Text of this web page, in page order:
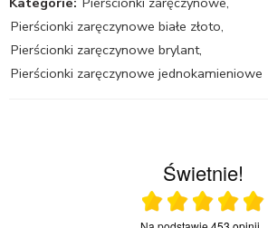
Pierścionki zaręczynowe białe złoto,
Pierścionki zaręczynowe brylant,
Pierścionki zaręczynowe jednokamieniowe
Świetnie!
Ocena